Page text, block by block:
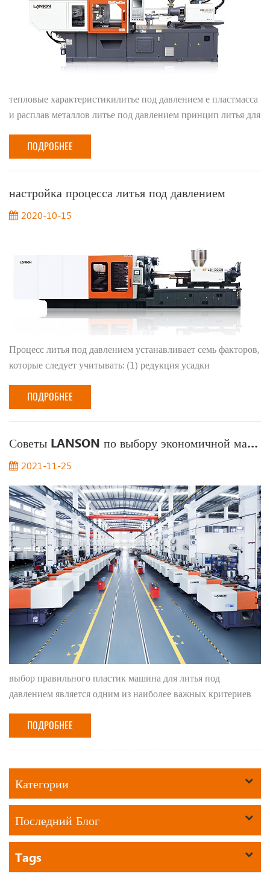
тепловые характеристикилитье под давлением е пластмасса
и расплав металлов литье под давлением принцип литья для
оборудования. В оригинальная машина для лить...
ПОДРОБНЕЕ
настройка процесса литья под давлением
2020-10-15
Процесс литья под давлением устанавливает семь факторов,
которые следует учитывать: (1) редукция усадки
в виде факторов, влияющих на усадку тер...
ПОДРОБНЕЕ
Советы LANSON по выбору экономичной машины для литья пластмасс под давлением
2021-11-25
выбор правильного пластик машина для литья под
давлением является одним из наиболее важных критериев
деталей для механической обработки. соответствующи...
ПОДРОБНЕЕ
Категории
Последний Блог
Tags